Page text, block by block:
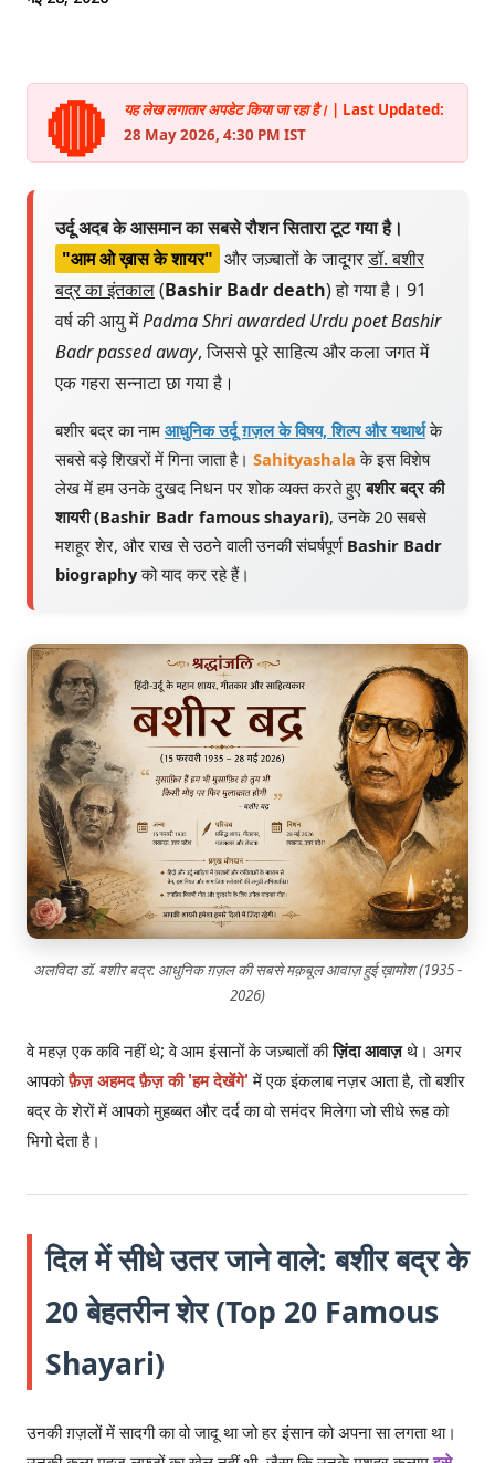
🔴 यह लेख लगातार अपडेट किया जा रहा है। | Last Updated:
28 May 2026, 4:30 PM IST
उर्दू अदब के आसमान का सबसे रौशन सितारा टूट गया है।
"आम ओ ख़ास के शायर" और जज़्बातों के जादूगरडॉ. बशीर
बद्र का इंतकाल(Bashir Badr death) हो गया है। 91
वर्ष की आयु मेंPadma Shri awarded Urdu poet Bashir
Badr passed away, जिससे पूरे साहित्य और कला जगत में
एक गहरा सन्नाटा छा गया है।
बशीर बद्र का नाम आधुनिक उर्दू ग़ज़ल के विषय, शिल्प और यथार्थके
सबसे बड़े शिखरों में गिना जाता है। Sahityashala के इस विशेष
लेख में हम उनके दुखद निधन पर शोक व्यक्त करते हुएबशीर बद्र की
शायरी (Bashir Badr famous shayari), उनके 20 सबसे
मशहूर शेर, और राख से उठने वाली उनकी संघर्षपूर्ण Bashir Badr
biographyको याद कर रहे हैं।
अलविदा डॉ. बशीर बद्र: आधुनिक ग़ज़ल की सबसे मक़बूल आवाज़ हुई ख़ामोश (1935 -
2026)
वे महज़ एक कवि नहीं थे; वे आम इंसानों के जज़्बातों कीज़िंदा आवाज़थे। अगर
आपकोफ़ैज़ अहमद फ़ैज़ की 'हम देखेंगे'में एक इंकलाब नज़र आता है, तो बशीर
बद्र के शेरों में आपको मुहब्बत और दर्द का वो समंदर मिलेगा जो सीधे रूह को
भिगो देता है।
दिल में सीधे उतर जाने वाले: बशीर बद्र के
20 बेहतरीन शेर (Top 20 Famous
Shayari)
उनकी ग़ज़लों में सादगी का वो जादू था जो हर इंसान को अपना सा लगता था।